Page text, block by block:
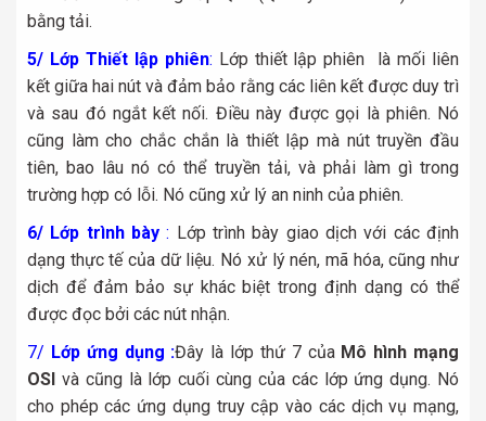
bằng tải.
5/ Lớp Thiết lập phiên: Lớp thiết lập phiên là mối liên
kết giữa hai nút và đảm bảo rằng các liên kết được duy trì
và sau đó ngắt kết nối. Điều này được gọi là phiên. Nó
cũng làm cho chắc chắn là thiết lập mà nút truyền đầu
tiên, bao lâu nó có thể truyền tải, và phải làm gì trong
trường hợp có lỗi. Nó cũng xử lý an ninh của phiên.
6/ Lớp trình bày : Lớp trình bày giao dịch với các định
dạng thực tế của dữ liệu. Nó xử lý nén, mã hóa, cũng như
dịch để đảm bảo sự khác biệt trong định dạng có thể
được đọc bởi các nút nhận.
7/ Lớp ứng dụng :Đây là lớp thứ 7 của Mô hình mạng
OSI và cũng là lớp cuối cùng của các lớp ứng dụng. Nó
cho phép các ứng dụng truy cập vào các dịch vụ mạng,